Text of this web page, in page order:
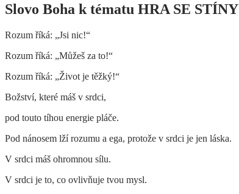
Slovo Boha k tématu HRA SE STÍNY
Rozum říká: „Jsi nic!“
Rozum říká: „Můžeš za to!“
Rozum říká: „Život je těžký!“
Božství, které máš v srdci,
pod touto tíhou energie pláče.
Pod nánosem lží rozumu a ega, protože v srdci je jen láska.
V srdci máš ohromnou sílu.
V srdci je to, co ovlivňuje tvou mysl.